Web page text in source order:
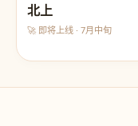
北上
🚀 即将上线 · 7月中旬